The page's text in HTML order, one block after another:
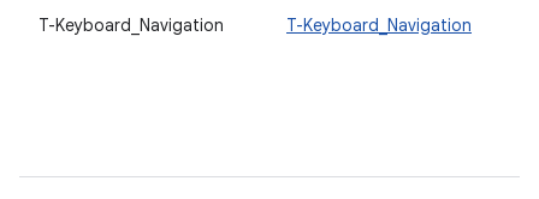
T-Keyboard_Navigation T-Keyboard_Navigation